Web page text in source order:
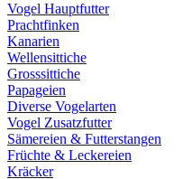
Vogel Hauptfutter
Prachtfinken
Kanarien
Wellensittiche
Grosssittiche
Papageien
Diverse Vogelarten
Vogel Zusatzfutter
Sämereien & Futterstangen
Früchte & Leckereien
Kräcker